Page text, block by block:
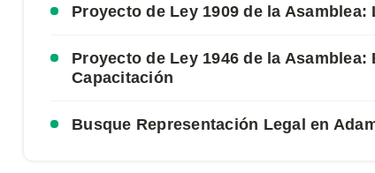
Proyecto de Ley 1909 de la
Proyecto de Ley 1946 de la
Capacitación
Busque Representación Legal en